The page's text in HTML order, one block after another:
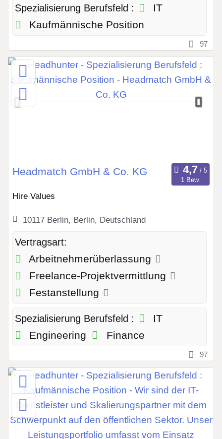
Spezialisierung Berufsfeld :
IT
Kaufmännische Position
97
Headmatch GmbH & Co. KG
1 Bew.
Hire Values
10117 Berlin, Berlin, Deutschland
Vertragsart:
Arbeitnehmerüberlassung
Freelance-Projektvermittlung
Festanstellung
Spezialisierung Berufsfeld :
IT
Engineering
Finance
97